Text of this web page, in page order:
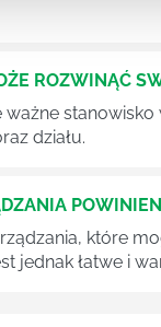
ROZWINĄĆ
stanowisko
działu.
które
jednak łatwe i